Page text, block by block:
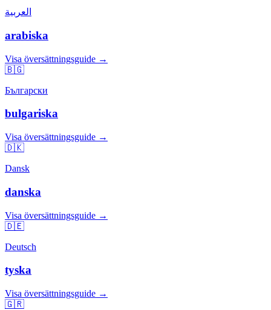
العربية
arabiska
Visa översättningsguide →
🇧🇬
Български
bulgariska
Visa översättningsguide →
🇩🇰
Dansk
danska
Visa översättningsguide →
🇩🇪
Deutsch
tyska
Visa översättningsguide →
🇬🇷